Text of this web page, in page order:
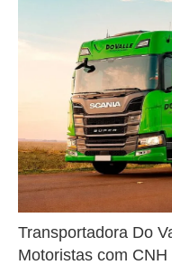
Transportadora Do
Motoristas com